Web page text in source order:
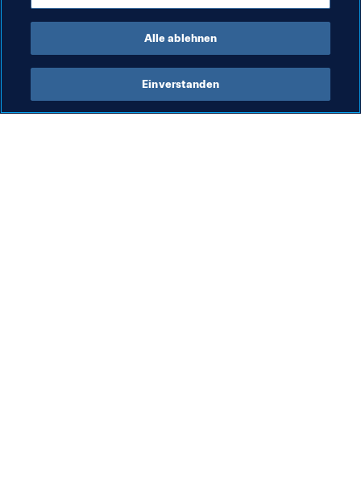
England
Alle ablehnen
Einverstanden